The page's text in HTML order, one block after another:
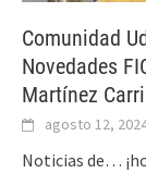
Comunidad
Novedades
Martínez
agosto 12,
Noticias de…